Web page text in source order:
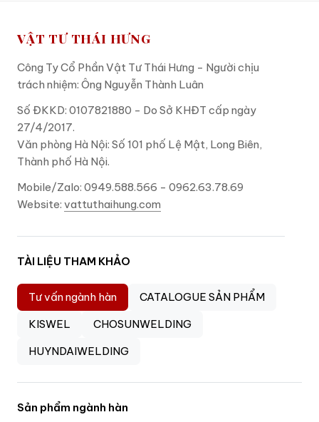
VẬT TƯ THÁI HƯNG
Công Ty Cổ Phần Vật Tư Thái Hưng - Người chịu
trách nhiệm: Ông Nguyễn Thành Luân
Số ĐKKD: 0107821880 - Do Sở KHĐT cấp ngày
27/4/2017.
Văn phòng Hà Nội: Số 101 phố Lệ Mật, Long Biên,
Thành phố Hà Nội.
Mobile/Zalo: 0949.588.566 - 0962.63.78.69
Website: vattuthaihung.com
TÀI LIỆU THAM KHẢO
Tư vấn ngành hàn
CATALOGUE SẢN PHẨM
KISWEL
CHOSUNWELDING
HUYNDAIWELDING
Sản phẩm ngành hàn